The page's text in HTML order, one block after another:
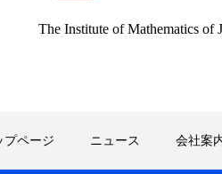
The Institute of Mathematics of
プページ ニュース 会社案